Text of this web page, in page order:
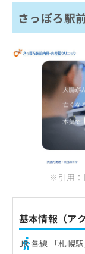
さっぽろ駅
※引用
基本情報（ア
JR 各線 「札幌